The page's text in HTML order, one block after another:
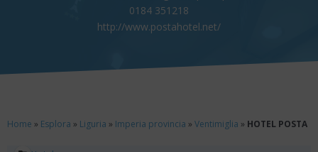
0184 351218
http://www.postahotel.net/
Home » Esplora » Liguria » Imperia provincia » Ventimiglia » HOTEL POSTA